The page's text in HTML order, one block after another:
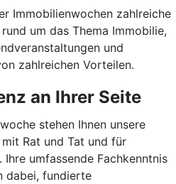
Immobilienwochen zahlreiche
um das Thema Immobilie,
und
zahlreichen Vorteilen.
an Ihrer Seite
stehen Ihnen unsere
Rat und Tat und für
umfassende Fachkenntnis
dabei, fundierte